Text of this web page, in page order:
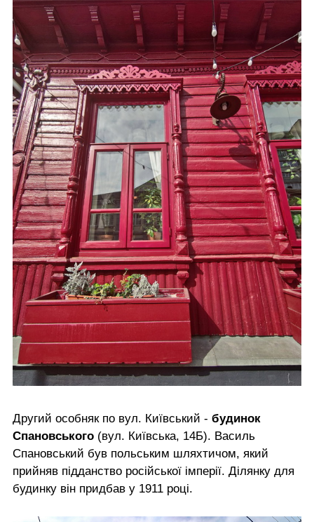
Другий особняк по вул. Київський - будинок
Спановського (вул. Київська, 14Б). Василь
Спановський був польським шляхтичом, який
прийняв підданство російської імперії. Ділянку для
будинку він придбав у 1911 році.